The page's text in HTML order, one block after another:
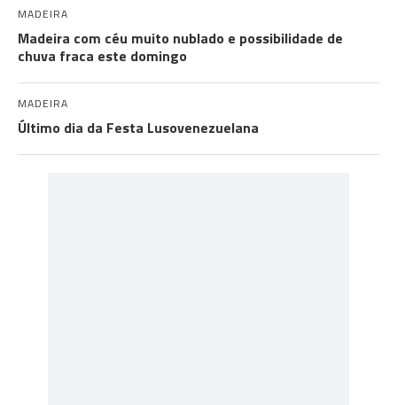
MADEIRA
Madeira com céu muito nublado e possibilidade de
chuva fraca este domingo
MADEIRA
Último dia da Festa Lusovenezuelana